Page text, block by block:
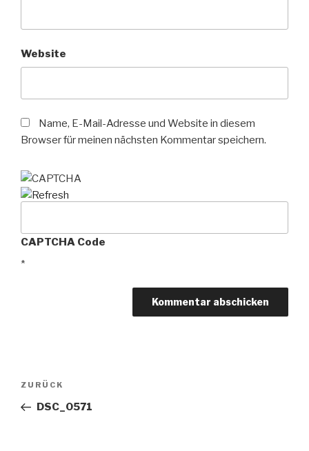
Website
Name, E-Mail-Adresse und Website in diesem
Browser für meinen nächsten Kommentar speichern.
CAPTCHA Code
*
Beitragsnavigation
Vorheriger
Beitrag
ZURÜCK
DSC_0571